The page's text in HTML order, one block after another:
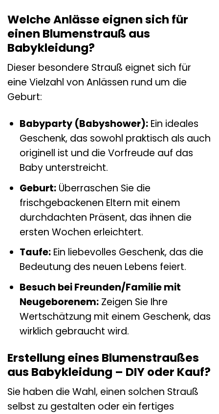
Welche Anlässe eignen sich für
einen Blumenstrauß aus
Babykleidung?
Dieser besondere Strauß eignet sich für
eine Vielzahl von Anlässen rund um die
Geburt:
Babyparty (Babyshower):Ein ideales
Geschenk, das sowohl praktisch als auch
originell ist und die Vorfreude auf das
Baby unterstreicht.
Geburt:Überraschen Sie die
frischgebackenen Eltern mit einem
durchdachten Präsent, das ihnen die
ersten Wochen erleichtert.
Taufe:Ein liebevolles Geschenk, das die
Bedeutung des neuen Lebens feiert.
Besuch bei Freunden/Familie mit
Neugeborenem:Zeigen Sie Ihre
Wertschätzung mit einem Geschenk, das
wirklich gebraucht wird.
Erstellung eines Blumenstraußes
aus Babykleidung – DIY oder Kauf?
Sie haben die Wahl, einen solchen Strauß
selbst zu gestalten oder ein fertiges